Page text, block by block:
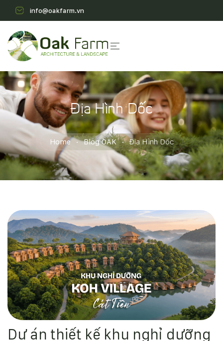
info@oakfarm.vn
Địa Hình Dốc
Home Blog OAK Địa Hình Dốc
Dự án thiết kế khu nghỉ dưỡng